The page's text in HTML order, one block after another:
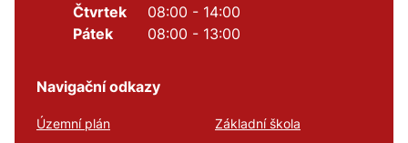
Čtvrtek
08:00 - 14:00
Pátek
08:00 - 13:00
Navigační odkazy
Územní plán Základní škola